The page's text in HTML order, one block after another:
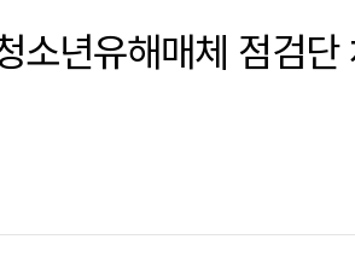
소년유해매체 점검